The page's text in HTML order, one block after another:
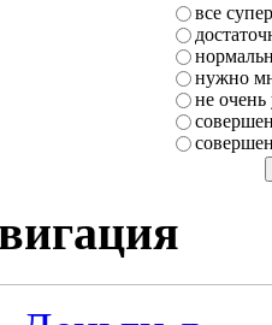
все супер
нужно
не очень